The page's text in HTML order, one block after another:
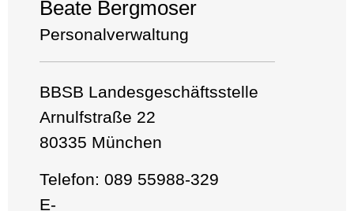
Beate Bergmoser
Personalverwaltung
BBSB Landesgeschäftsstelle
Arnulfstraße 22
80335 München
Telefon: 089 55988-329
E-